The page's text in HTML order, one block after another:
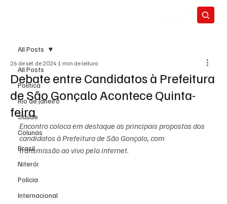
All Posts
Política
Rio de Janeiro
Saúde
Colunas
Brasil
Niterói
Polícia
Internacional
All Posts
Debate entre Candidatos à Prefeitura
de São Gonçalo Acontece Quinta-
feira
26 de set. de 2024 1 min de leitura
Encontro coloca em destaque as principais propostas dos
candidatos à Prefeitura de São Gonçalo, com
transmissão ao vivo pela internet.